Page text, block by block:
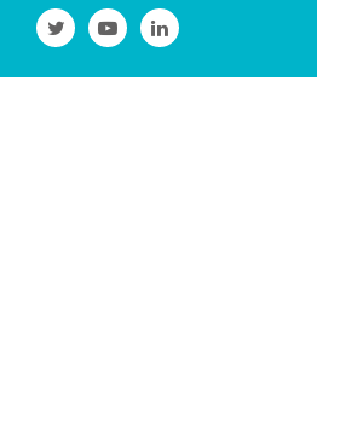
Suivre
l'ANSM
Twitter
Suivre
l'ANSM
Youtube
Suivre
l'ANSM
Linkedin